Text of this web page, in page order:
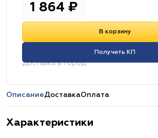
1 864 ₽
В корзину
Получить КП
Доставка в город:
ОписаниеДоставкаОплата
Характеристики